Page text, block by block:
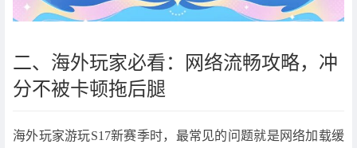
二、海外玩家必看：网络流畅攻略，冲
分不被卡顿拖后腿
海外玩家游玩S17新赛季时，最常见的问题就是网络加载缓